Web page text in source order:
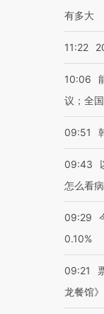
有多大
11:22
10:06
议；全
09:51
09:43
怎么看病
09:29
0.10%
09:21
龙餐馆